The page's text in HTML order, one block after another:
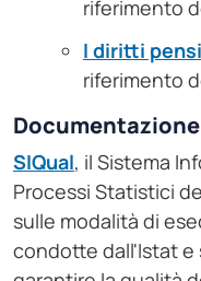
riferimento
I diritti
riferimento
SIQual, il Sistema
Processi Statistici
sulle modalità di
condotte dall'Istat e